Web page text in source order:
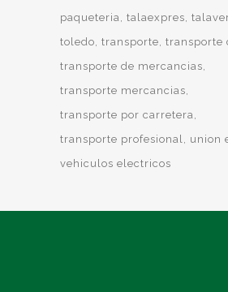
paqueteria talaexpres
toledo transporte transporte
transporte de mercancias
transporte mercancias
transporte por carretera
transporte profesional
union
vehiculos electricos